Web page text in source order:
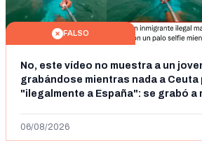
FALSO
No, este vídeo no muestra a un
grabándose mientras nada a Ceuta
"ilegalmente a España": se grabó a
06/08/2026